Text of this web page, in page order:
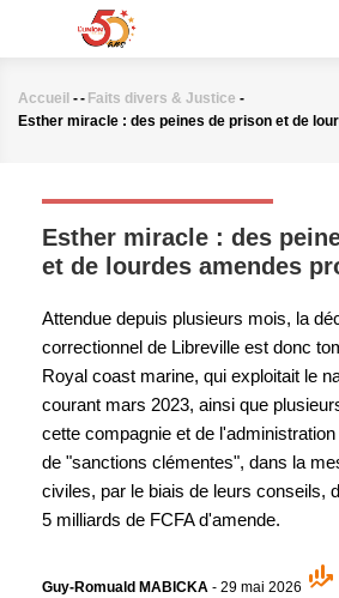
principal
Fil
Accueil -- Faits divers & Justice -
Esther miracle : des peines de prison et de
Esther miracle : des
et de lourdes amendes
Attendue depuis plusieurs mois, la
correctionnel de Libreville est donc
Royal coast marine, qui exploitait le
courant mars 2023, ainsi que
cette compagnie et de
de "sanctions clémentes", dans la
civiles, par le biais de leurs conseils,
5 milliards de FCFA d'amende.
Guy-Romuald MABICKA - 29 mai 2026